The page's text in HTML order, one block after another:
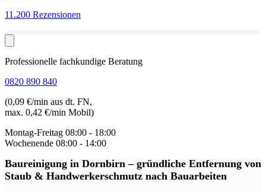
11.200 Rezensionen
Professionelle fachkundige Beratung
0820 890 840
(0,09 €/min aus dt. FN,
max. 0,42 €/min Mobil)
Montag-Freitag 08:00 - 18:00
Wochenende 08:00 - 14:00
Baureinigung in Dornbirn– gründliche Entfernung von
Staub & Handwerkerschmutz nach Bauarbeiten